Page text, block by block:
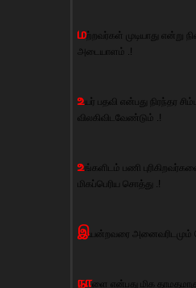
மற்றவர்கள் முடியாது என்று
அடையாளம் .!
உயர் பதவி என்பது நிரந்தர
விலகிவிடவேண்டும் .!
உங்களிடம் பணி
மிகப்பெரிய சொத்து .!
இயன்றவரை அனைவரிடமும்
நாளை என்பது மிக